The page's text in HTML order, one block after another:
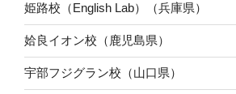
姫路校（English Lab）（兵庫県）
姶良イオン校（鹿児島県）
宇部フジグラン校（山口県）